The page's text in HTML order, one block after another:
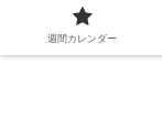
週間カレンダー